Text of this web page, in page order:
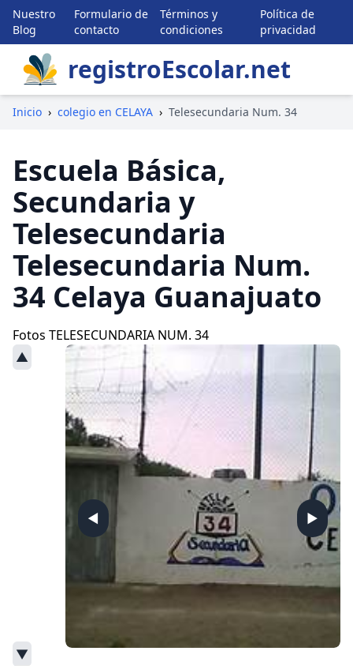
Nuestro
Blog
Formulario de
contacto
Términos y
condiciones
Política de
privacidad
registroEscolar.net
Inicio › colegio en CELAYA › Telesecundaria Num. 34
Escuela Básica,
Secundaria y
Telesecundaria
Telesecundaria Num.
34 Celaya Guanajuato
Fotos TELESECUNDARIA NUM. 34
▲
▼
◀ ▶